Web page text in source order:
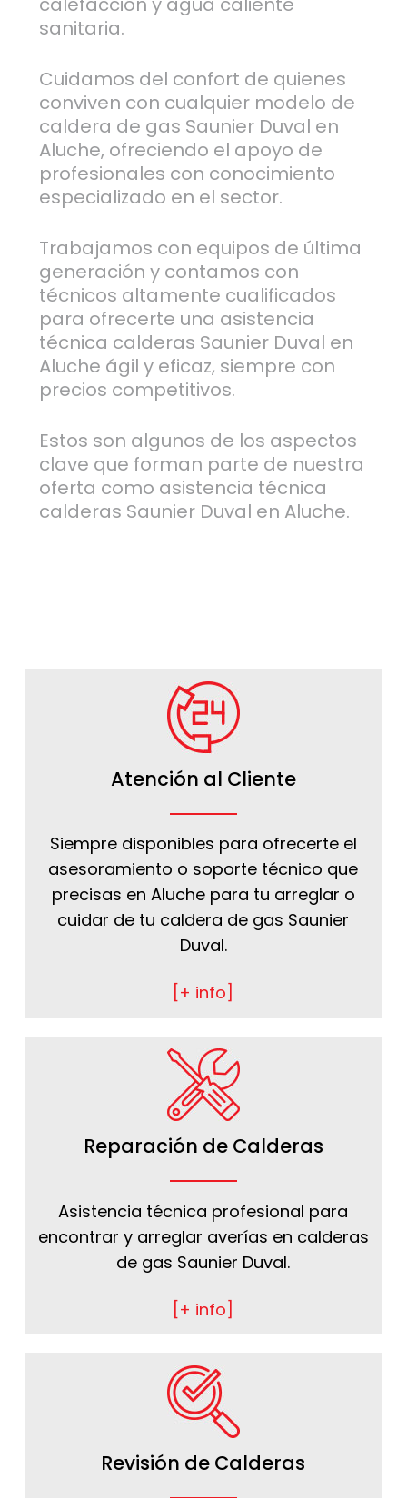
sanitaria.
Cuidamos del confort de quienes
conviven con cualquier modelo de
caldera de gas Saunier Duval en
Aluche, ofreciendo el apoyo de
profesionales con conocimiento
especializado en el sector.
Trabajamos con equipos de última
generación y contamos con
técnicos altamente cualificados
para ofrecerte una asistencia
técnica calderas Saunier Duval en
Aluche ágil y eficaz, siempre con
precios competitivos.
Estos son algunos de los aspectos
clave que forman parte de nuestra
oferta como asistencia técnica
calderas Saunier Duval en Aluche.
Atención al Cliente
Siempre disponibles para ofrecerte el
asesoramiento o soporte técnico que
precisas en Aluche para tu arreglar o
cuidar de tu caldera de gas Saunier
Duval.
[+ info]
Reparación de Calderas
Asistencia técnica profesional para
encontrar y arreglar averías en calderas
de gas Saunier Duval.
[+ info]
Revisión de Calderas